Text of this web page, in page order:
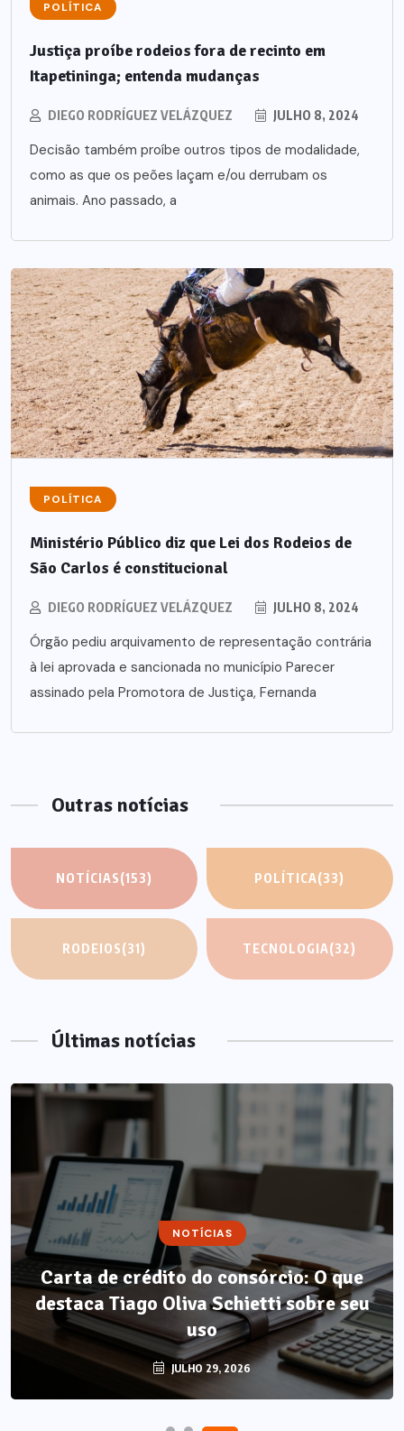
POLÍTICA
Justiça proíbe rodeios fora de recinto em
Itapetininga; entenda mudanças
DIEGO RODRÍGUEZ VELÁZQUEZ JULHO 8, 2024
Decisão também proíbe outros tipos de modalidade,
como as que os peões laçam e/ou derrubam os
animais. Ano passado, a
POLÍTICA
Ministério Público diz que Lei dos Rodeios de
São Carlos é constitucional
DIEGO RODRÍGUEZ VELÁZQUEZ JULHO 8, 2024
Órgão pediu arquivamento de representação contrária
à lei aprovada e sancionada no município Parecer
assinado pela Promotora de Justiça, Fernanda
Outras notícias
NOTÍCIAS(153) POLÍTICA(33)
RODEIOS(31) TECNOLOGIA(32)
Últimas notícias
NOTÍCIAS
Carta de crédito do consórcio: O que
destaca Tiago Oliva Schietti sobre seu
uso
JULHO 29, 2026
NOTÍCIAS
Método LP: por que autonomia
alimentar é o único resultado que não
regride?
AGOSTO 7, 2026